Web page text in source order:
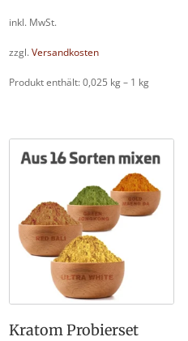
inkl. MwSt.
zzgl.Versandkosten
Produkt enthält: 0,025 kg– 1 kg
Kratom Probierset